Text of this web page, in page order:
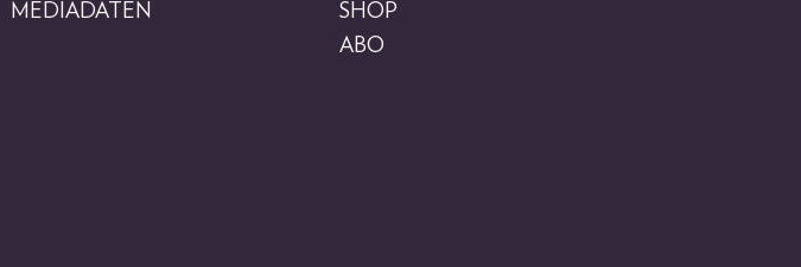
MEDIADATEN
SHOP
ABO